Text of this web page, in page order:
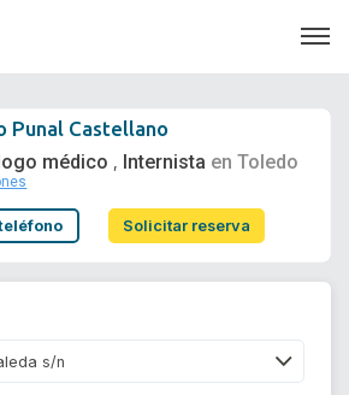
Soporte
Punal Castellano
médico , Internista en Toledo
Solicitar reserva